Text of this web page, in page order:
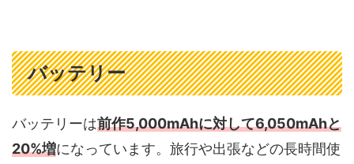
バッテリー
バッテリーは前作5,000mAhに対して6,050mAhと
20%増になっています。旅行や出張などの長時間使